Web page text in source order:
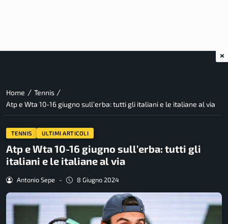
Home / Tennis /
Atp e Wta 10-16 giugno sull’erba: tutti gli italiani e le italiane al via
TENNIS ULTIMI ARTICOLI
Atp e Wta 10-16 giugno sull’erba: tutti gli
italiani e le italiane al via
Antonio Sepe - 8 Giugno 2024
×